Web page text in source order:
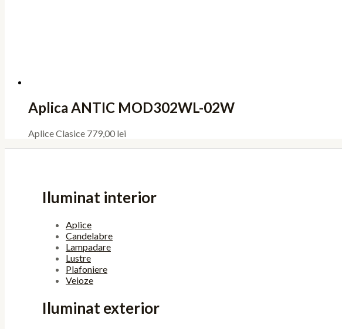
Aplica ANTIC MOD302WL-02W
Aplice Clasice 779,00 lei
Iluminat interior
Aplice
Candelabre
Lampadare
Lustre
Plafoniere
Veioze
Iluminat exterior